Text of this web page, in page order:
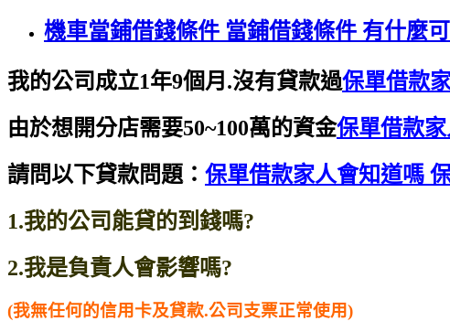
機車當鋪借錢條件 當鋪借錢條件 有什麼
我的公司成立1年9個月.沒有貸款過保單借款
由於想開分店需要50~100萬的資金保單借款
請問以下貸款問題： 保單借款家人會知道嗎
1.我的公司能貸的到錢嗎?
2.我是負責人會影響嗎?
(我無任何的信用卡及貸款.公司支票正常使用)